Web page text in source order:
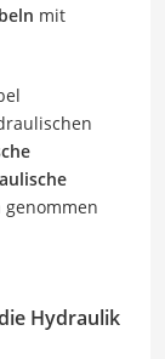
mit
genommen
Hydraulik